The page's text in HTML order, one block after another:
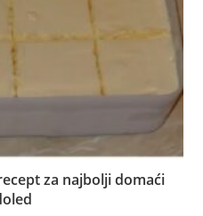
za najbolji domaći